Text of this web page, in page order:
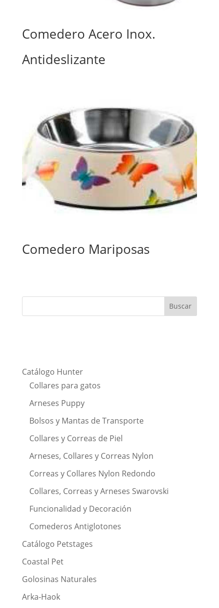
Comedero Acero Inox.
Antideslizante
Comedero Mariposas
Catálogo Hunter
Collares para gatos
Arneses Puppy
Bolsos y Mantas de Transporte
Collares y Correas de Piel
Arneses, Collares y Correas Nylon
Correas y Collares Nylon Redondo
Collares, Correas y Arneses Swarovski
Funcionalidad y Decoración
Comederos Antiglotones
Catálogo Petstages
Coastal Pet
Golosinas Naturales
Arka-Haok